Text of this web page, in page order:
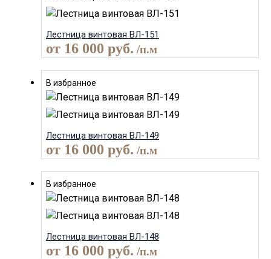
Лестница винтовая ВЛ-151
от 16 000 руб. /п.м
В избранное
Лестница винтовая ВЛ-149
от 16 000 руб. /п.м
В избранное
Лестница винтовая ВЛ-148
от 16 000 руб. /п.м